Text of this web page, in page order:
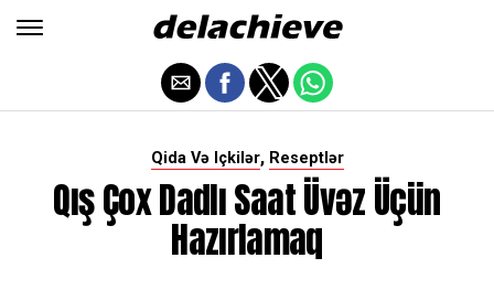
Qida Və Içkilər, Reseptlər
Qış Çox Dadlı Saat Üvəz Üçün
Hazırlamaq